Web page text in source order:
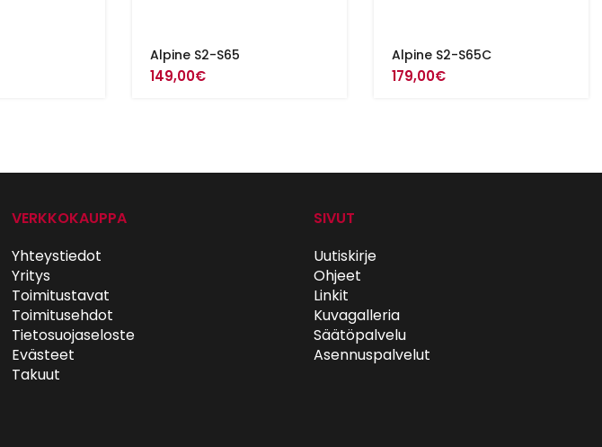
Alpine S2-S65
149,00€
Alpine S2-S65C
179,00€
VERKKOKAUPPA
Yhteystiedot
Yritys
Toimitustavat
Toimitusehdot
Tietosuojaseloste
Evästeet
Takuut
SIVUT
Uutiskirje
Ohjeet
Linkit
Kuvagalleria
Säätöpalvelu
Asennuspalvelut